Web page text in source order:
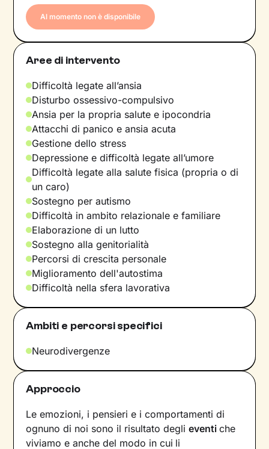
Al momento non è disponibile
Aree di intervento
Difficoltà legate all’ansia
Disturbo ossessivo-compulsivo
Ansia per la propria salute e ipocondria
Attacchi di panico e ansia acuta
Gestione dello stress
Depressione e difficoltà legate all’umore
Difficoltà legate alla salute fisica (propria o di
un caro)
Sostegno per autismo
Difficoltà in ambito relazionale e familiare
Elaborazione di un lutto
Sostegno alla genitorialità
Percorsi di crescita personale
Miglioramento dell'autostima
Difficoltà nella sfera lavorativa
Ambiti e percorsi specifici
Neurodivergenze
Approccio
Le emozioni, i pensieri e i comportamenti di
ognuno di noi sono il risultato deglieventiche
viviamo e anche del modo in cui li